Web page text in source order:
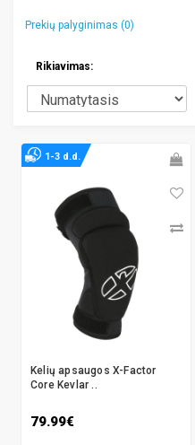
Prekių palyginimas (0)
Rikiavimas:
Kelių apsaugos X-Factor
Core Kevlar ..
79.99€
1-3 d.d.